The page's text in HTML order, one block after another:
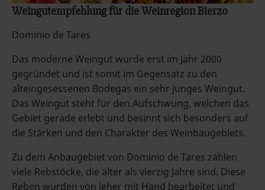
Weingutempfehlung für die Weinregion Bierzo
Dominio de Tares
Das moderne Weingut wurde erst im Jahr 2000
gegründet und ist somit im Gegensatz zu den
alteingesessenen Bodegas ein sehr junges Weingut.
Das Weingut steht für den Aufschwung, welchen das
Gebiet gerade erlebt und besinnt sich besonders auf
die Stärken und den Charakter des Weinbaugebiets.
Zu dem Anbaugebiet von Dominio de Tares zählen
viele Rebstöcke, die älter als vierzig Jahre sind. Diese
Reben wurden von jeher mit Hand bearbeitet und